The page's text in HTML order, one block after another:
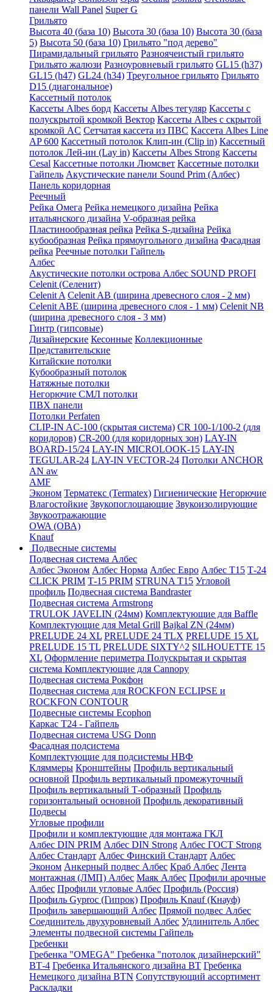
панели Wall Panel Super G
Грильято
Высота 40 (база 10) Высота 30 (база 10) Высота 30 (база
5) Высота 50 (база 10) Грильято "под дерево"
Пирамидальный грильято Разноячеистый грильято
Грильято жалюзи Разноуровневый грильято GL15 (h37)
GL15 (h47) GL24 (h34) Треугольное грильято Грильято
D15 (диагональное)
Кассетный потолок
Кассеты Albes борд Кассеты Albes тегуляр Кассеты с
полускрытой кромкой Вектор Кассеты Albes с скрытой
кромкой AC Сетчатая кассета из ПВС Кассета Albes Line
AP 600 Кассетный потолок Клип-ин (Clip in) Кассетный
потолок Лей-ин (Lay in) Кассеты Albes Strong Кассеты
Cesal Кассетные потолки Люмсвет Кассетные потолки
Гайпель Акустические панели Sound Prim (Албес)
Панель коридорная
Реечный
Рейка Омега Рейка немецкого дизайна Рейка
итальянского дизайна V-образная рейка
Пластинообразная рейка Рейка S-дизайна Рейка
кубообразная Рейка прямоугольного дизайна Фасадная
рейка Реечные потолки Гайпель
Албес
Акустические потолки острова Албес SOUND PROFI
Celenit (Селенит)
Celenit A Celenit AB (ширина древесного слоя - 2 мм)
Celenit ABE (ширина древесного слоя - 1 мм) Celenit NB
(ширина древесного слоя - 3 мм)
Гинтр (гипсовые)
Дизайнерские Кесонные Коллекционные
Представительские
Китайские потолки
Кубообразный потолок
Натяжные потолки
Негорючие СМЛ потолки
ПВХ панели
Потолки Perfaten
CLIP-IN AC-100 (скрытая система) CR 100-1/100-2 (для
коридоров) CR-200 (для коридорных зон) LAY-IN
BOARD-15/24 LAY-IN MICROLOOK-15 LAY-IN
TEGULAR-24 LAY-IN VECTOR-24 Потолки ANCHOR
AN aw
AMF
Эконом Терматекс (Termatex) Гигиенические Негорючие
Влагостойкие Звукопоглощающие Звукоизолирующие
Звукоотражающие
OWA (ОВА)
Knauf
Подвесные системы
Подвесная система Албес
Албес Эконом Албес Норма Албес Евро Албес T15 Т-24
CLICK PRIM Т-15 PRIM STRUNA Т15 Угловой
профиль Подвесная система Bandraster
Подвесная система Armstrong
TRULOK JAVELIN (24мм) Комплектующие для Baffle
Комплектующие для Metal Grill Bajkal ZN (24мм)
PRELUDE 24 XL PRELUDE 24 TLX PRELUDE 15 XL
PRELUDE 15 TL PRELUDE SIXTY^2 SILHOUETTE 15
XL Оформление периметра Полускрытая и скрытая
система Комплектующие для Cannopy
Подвесная система Рокфон
Подвесная система для ROCKFON ECLIPSE и
ROCKFON CONTOUR
Подвесные системы Ecophon
Каркас Т24 - Гайпель
Подвесная система USG Donn
Фасадная подсистема
Комплектующие для подсистемы НВФ
Кляммеры Кронштейны Профиль вертикальный
основной Профиль вертикальный промежуточный
Профиль вертикальный Т-образный Профиль
горизонтальный основной Профиль декоративный
Подвесы
Угловые профили
Профили и комплектующие для монтажа ГКЛ
Албес DIN PRIM Албес DIN Strong Албес ГОСТ Strong
Албес Стандарт Албес Финский Стандарт Албес
Эконом Анкерный подвес Албес Краб Албес Лента
монтажная (ЛМП) Албес Маяк Албес Профили арочные
Албес Профили угловые Албес Профиль (Россия)
Профиль Gyproc (Гипрок) Профиль Knauf (Кнауф)
Профиль завершающий Албес Прямой подвес Албес
Соединитель двухуровневый Албес Удлинитель Албес
Элементы подвесной системы Гайпель
Гребенки
Гребенка "OMEGA" Гребенка "потолок дизайнерский"
ВТ-4 Гребенка Итальянского дизайна BT Гребенка
Немецкого дизайна ВТN Сопутствующий ассортимент
Раскладки